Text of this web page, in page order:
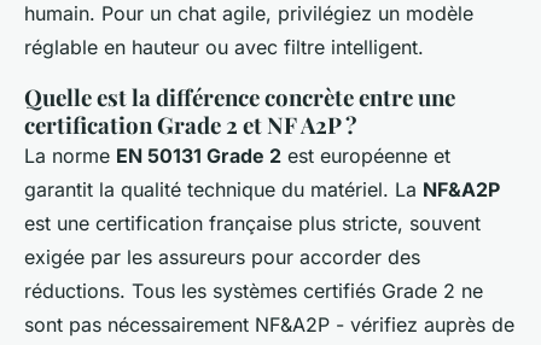
humain. Pour un chat agile, privilégiez un modèle
réglable en hauteur ou avec filtre intelligent.
Quelle est la différence concrète entre une
certification Grade 2 et NF A2P ?
La norme EN 50131 Grade 2 est européenne et
garantit la qualité technique du matériel. La NF&A2P
est une certification française plus stricte, souvent
exigée par les assureurs pour accorder des
réductions. Tous les systèmes certifiés Grade 2 ne
sont pas nécessairement NF&A2P - vérifiez auprès de